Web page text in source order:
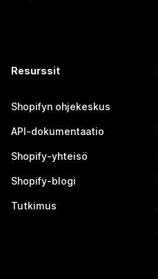
Resurssit
Shopifyn ohjekeskus
API-dokumentaatio
Shopify-yhteisö
Shopify-blogi
Tutkimus